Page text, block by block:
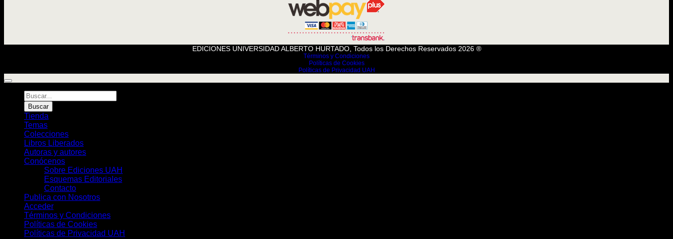
EDICIONES UNIVERSIDAD ALBERTO HURTADO, Todos los Derechos Reservados 2026 ®
Términos y Condiciones
Políticas de Cookies
Políticas de Privacidad UAH
Búsqueda
de
Libros
Buscar
Tienda
Temas
Colecciones
Libros Liberados
Autoras y autores
Conócenos
Sobre Ediciones UAH
Esquemas Editoriales
Contacto
Publica con Nosotros
Acceder
Términos y Condiciones
Políticas de Cookies
Políticas de Privacidad UAH